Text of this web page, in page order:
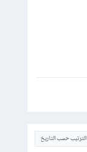
الترتيب حسب التاريخ